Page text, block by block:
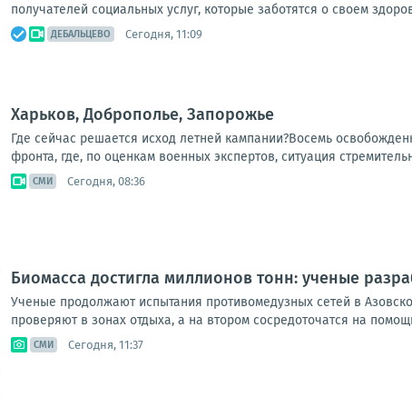
получателей социальных услуг, которые заботятся о своем
ДЕБАЛЬЦЕВО Сегодня, 11:09
Харьков, Доброполье, Запорожье
Где сейчас решается исход летней кампании?Восемь
фронта, где, по оценкам военных экспертов, ситуация
СМИ Сегодня, 08:36
Биомасса достигла миллионов тонн: ученые
Ученые продолжают испытания противомедузных сетей в
проверяют в зонах отдыха, а на втором сосредоточатся на
СМИ Сегодня, 11:37